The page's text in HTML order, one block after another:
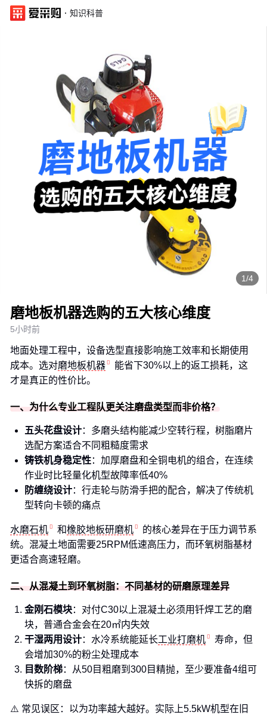
· 知识科普
1/4
磨地板机器选购的五大核心维度
5小时前
地面处理工程中，设备选型直接影响施工效率和长期使用
成本。选对磨地板机器
能省下30%以上的返工损耗，这
才是真正的性价比。
一、为什么专业工程队更关注磨盘类型而非价格？
五头花盘设计：多磨头结构能减少空转行程，树脂磨片
选配方案适合不同粗糙度需求
铸铁机身稳定性：加厚磨盘和全铜电机的组合，在连续
作业时比轻量化机型故障率低40%
防缠绕设计：行走轮与防滑手把的配合，解决了传统机
型转向卡顿的痛点
水磨石机 和橡胶地板研磨机
的核心差异在于压力调节系
统。混凝土地面需要25RPM低速高压力，而环氧树脂基材
更适合高速轻磨。
二、从混凝土到环氧树脂：不同基材的研磨原理差异
金刚石模块：对付C30以上混凝土必须用钎焊工艺的磨
块，普通合金会在20㎡内失效
干湿两用设计：水冷系统能延长工业打磨机
寿命，但
会增加30%的粉尘处理成本
目数阶梯：从50目粗磨到300目精抛，至少要准备4组可
快拆的磨盘
⚠️ 常见误区：以为功率越大越好。实际上5.5kW机型在旧